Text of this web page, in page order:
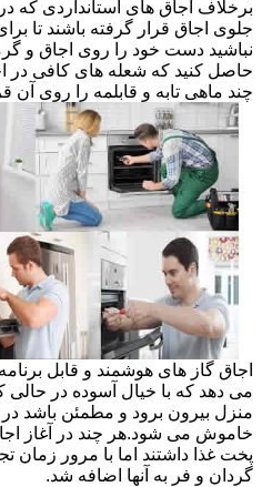
برخلاف اجاق های استانداردی که
جلوی اجاق قرار گرفته باشند تا
نباشید دست خود را روی اجاق و
حاصل کنید که شعله های کافی در
چند ماهی تابه و قابلمه را روی آن
اجاق گاز های هوشمند و قابل
می دهد که با خیال آسوده در حالی
منزل بیرون برود و مطمئن باشد در
خاموش می شود.هر چند در آغاز
پخت غذا داشتند اما با مرور زمان
گردان و فر به آنها اضافه شد.